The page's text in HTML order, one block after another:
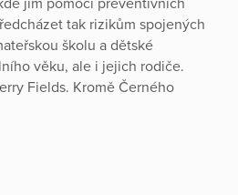
tak rizikům spojených
školu a dětské
věku, ale i jejich rodiče.
Fields. Kromě Černého